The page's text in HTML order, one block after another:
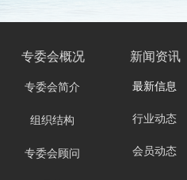
专委会简介
组织结构
专委会顾问
专委会概况 新闻资讯
最新信息
行业动态
会员动态